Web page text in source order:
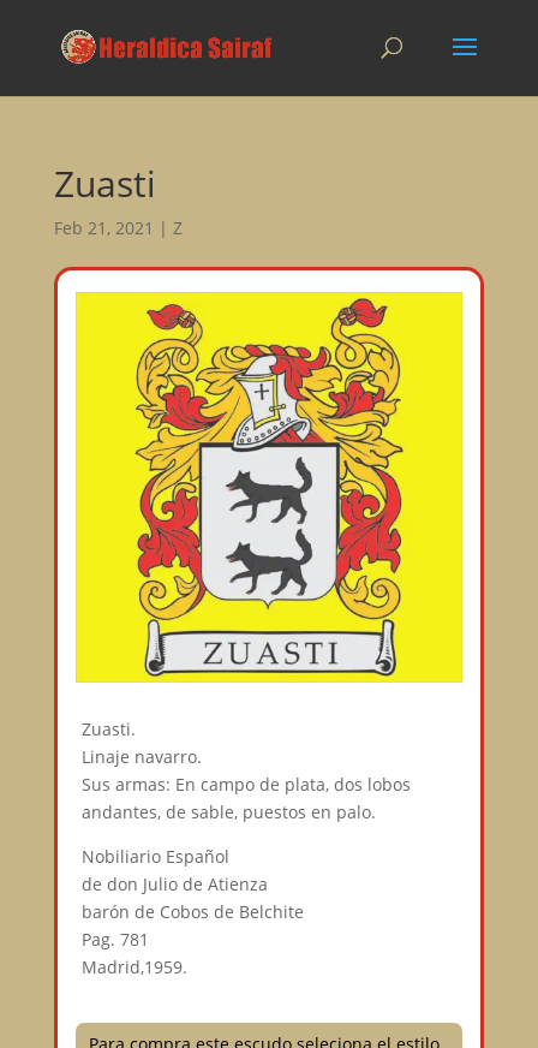
Zuasti
Feb 21, 2021 | Z
Zuasti.
Linaje navarro.
Sus armas: En campo de plata, dos lobos
andantes, de sable, puestos en palo.
Nobiliario Español
de don Julio de Atienza
barón de Cobos de Belchite
Pag. 781
Madrid,1959.